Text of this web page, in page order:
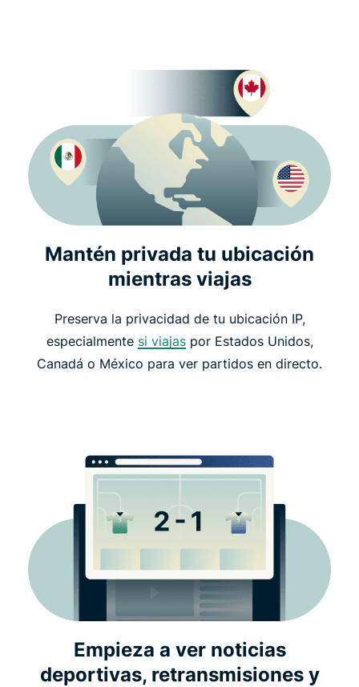
Mantén privada tu ubicación
mientras viajas
Preserva la privacidad de tu ubicación IP,
especialmente si viajaspor Estados Unidos,
Canadá o México para ver partidos en directo.
Empieza a ver noticias
deportivas, retransmisiones y